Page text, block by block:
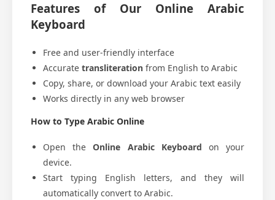
Features of Our Online Arabic
Keyboard
Free and user-friendly interface
Accurate transliteration from English to Arabic
Copy, share, or download your Arabic text easily
Works directly in any web browser
How to Type Arabic Online
Open theOnline Arabic Keyboard on your
device.
Start typing English letters, and they will
automatically convert to Arabic.